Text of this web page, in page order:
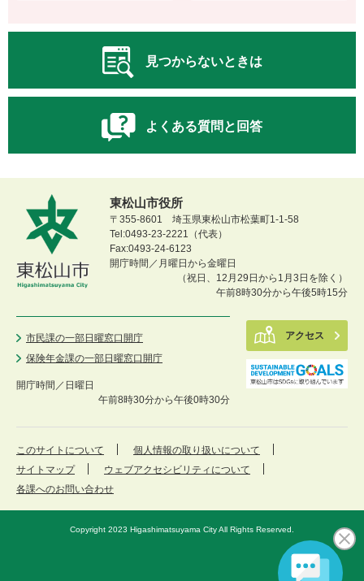
見つからないときは
よくある質問と回答
東松山市役所
〒355-8601 埼玉県東松山市松葉町1-1-58
Tel:0493-23-2221（代表）
Fax:0493-24-6123
開庁時間／月曜日から金曜日
（祝日、12月29日から1月3日を除く）
午前8時30分から午後5時15分
市民課の一部日曜窓口開庁
保険年金課の一部日曜窓口開庁
開庁時間／ 日曜日
午前8時30分から午後0時30分
アクセス
このサイトについて
個人情報の取り扱いについて
サイトマップ
ウェブアクセシビリティについて
各課へのお問い合わせ
Copyright 2023 Higashimatsuyama City All Rights Reserved.